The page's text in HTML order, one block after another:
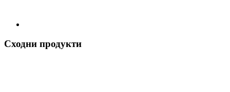
Сходни продукти